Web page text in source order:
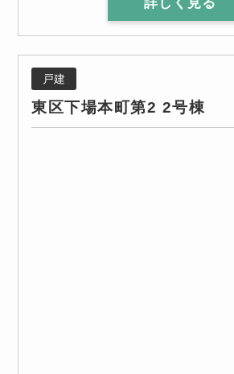
戸建
東区下場本町第2 2号棟